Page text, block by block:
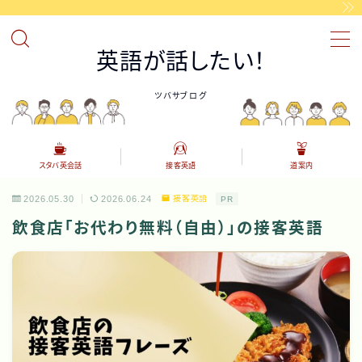
英語が話したい！
ツバサブログ
接客英語 カフェやレストラン等で使える英語表現を覚えましょう。
スタバ英会話 海外のスタバで役立つ英語
道案内英語 道案内の英語表現
スタバ英会話 接客英語 道案内
2026.05.30 2026.06.24 接客英語 PR
飲食店「お代わり無料（自由）」の接客英語